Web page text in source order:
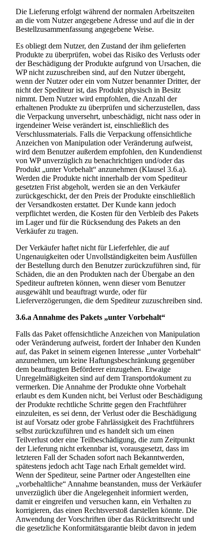
Die Lieferung erfolgt während der normalen Arbeitszeiten
an die vom Nutzer angegebene Adresse und auf die in der
Bestellzusammenfassung angegebene Weise.
Es obliegt dem Nutzer, den Zustand der ihm gelieferten
Produkte zu überprüfen, wobei das Risiko des Verlusts oder
der Beschädigung der Produkte aufgrund von Ursachen, die
WP nicht zuzuschreiben sind, auf den Nutzer übergeht,
wenn der Nutzer oder ein vom Nutzer benannter Dritter, der
nicht der Spediteur ist, das Produkt physisch in Besitz
nimmt. Dem Nutzer wird empfohlen, die Anzahl der
erhaltenen Produkte zu überprüfen und sicherzustellen, dass
die Verpackung unversehrt, unbeschädigt, nicht nass oder in
irgendeiner Weise verändert ist, einschließlich des
Verschlussmaterials. Falls die Verpackung offensichtliche
Anzeichen von Manipulation oder Veränderung aufweist,
wird dem Benutzer außerdem empfohlen, den Kundendienst
von WP unverzüglich zu benachrichtigen und/oder das
Produkt „unter Vorbehalt“ anzunehmen (Klausel 3.6.a).
Werden die Produkte nicht innerhalb der vom Spediteur
gesetzten Frist abgeholt, werden sie an den Verkäufer
zurückgeschickt, der den Preis der Produkte einschließlich
der Versandkosten erstattet. Der Kunde kann jedoch
verpflichtet werden, die Kosten für den Verbleib des Pakets
im Lager und für die Rücksendung des Pakets an den
Verkäufer zu tragen.
Der Verkäufer haftet nicht für Lieferfehler, die auf
Ungenauigkeiten oder Unvollständigkeiten beim Ausfüllen
der Bestellung durch den Benutzer zurückzuführen sind, für
Schäden, die an den Produkten nach der Übergabe an den
Spediteur auftreten können, wenn dieser vom Benutzer
ausgewählt und beauftragt wurde, oder für
Lieferverzögerungen, die dem Spediteur zuzuschreiben sind.
3.6.a Annahme des Pakets „unter Vorbehalt“
Falls das Paket offensichtliche Anzeichen von Manipulation
oder Veränderung aufweist, fordert der Inhaber den Kunden
auf, das Paket in seinem eigenen Interesse „unter Vorbehalt“
anzunehmen, um keine Haftungsbeschränkung gegenüber
dem beauftragten Beförderer einzugehen. Etwaige
Unregelmäßigkeiten sind auf dem Transportdokument zu
vermerken. Die Annahme der Produkte ohne Vorbehalt
erlaubt es dem Kunden nicht, bei Verlust oder Beschädigung
der Produkte rechtliche Schritte gegen den Frachtführer
einzuleiten, es sei denn, der Verlust oder die Beschädigung
ist auf Vorsatz oder grobe Fahrlässigkeit des Frachtführers
selbst zurückzuführen und es handelt sich um einen
Teilverlust oder eine Teilbeschädigung, die zum Zeitpunkt
der Lieferung nicht erkennbar ist, vorausgesetzt, dass im
letzteren Fall der Schaden sofort nach Bekanntwerden,
spätestens jedoch acht Tage nach Erhalt gemeldet wird.
Wenn der Spediteur, seine Partner oder Angestellten eine
„vorbehaltliche“ Annahme beanstanden, muss der Verkäufer
unverzüglich über die Angelegenheit informiert werden,
damit er eingreifen und versuchen kann, ein Verhalten zu
korrigieren, das einen Rechtsverstoß darstellen könnte. Die
Anwendung der Vorschriften über das Rücktrittsrecht und
die gesetzliche Konformitätsgarantie bleibt davon in jedem